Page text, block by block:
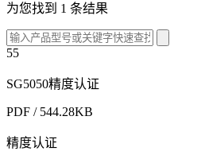
为您找到 1 条结果
55
SG5050精度认证
PDF / 544.28KB
精度认证